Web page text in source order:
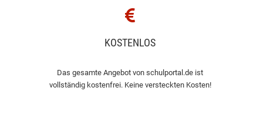
KOSTENLOS
Das gesamte Angebot von schulportal.de ist
vollständig kostenfrei. Keine versteckten Kosten!